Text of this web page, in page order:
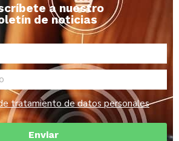
a nuestro
de noticias
tratamiento de datos personales
Enviar